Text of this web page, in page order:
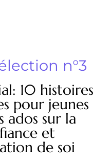
n°3
10 histoires
pour jeunes
ados sur la
et
de soi